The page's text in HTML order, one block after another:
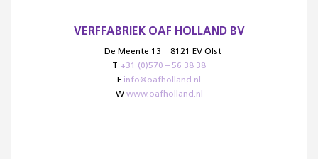
VERFFABRIEK OAF HOLLAND BV
De Meente 13
8121 EV Olst
T +31 (0)570 – 56 38 38
E info@oafholland.nl
W www.oafholland.nl